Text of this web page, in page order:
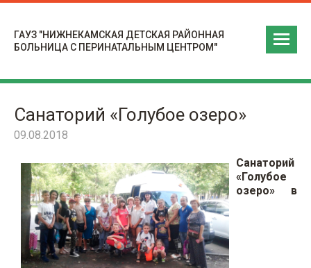
ГАУЗ "НИЖНЕКАМСКАЯ ДЕТСКАЯ РАЙОННАЯ
БОЛЬНИЦА С ПЕРИНАТАЛЬНЫМ ЦЕНТРОМ"
Санаторий «Голубое озеро»
09.08.2018
Санаторий
«Голубое
озеро» в